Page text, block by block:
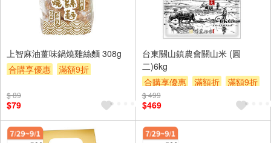
上智麻油薑味鍋燒雞絲麵 308g
合購享優惠
滿額9折
$ 89
$79
台東關山鎮農會關山米 (圓
二)6kg
合購享優惠
滿額折
滿額9折
滿額贈券
$ 499
$469